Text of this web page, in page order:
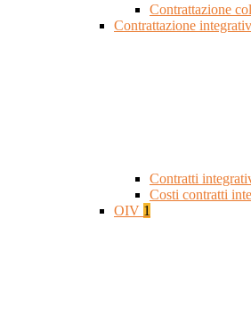
Contrattazione
Contrattazione
Contratti
Costi contratti
OIV 1